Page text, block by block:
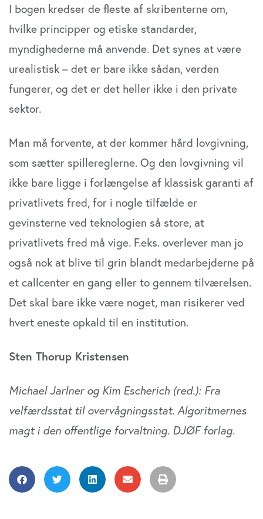
I bogen kredser de fleste af skribenterne om,
hvilke principper og etiske standarder,
myndighederne må anvende. Det synes at være
urealistisk – det er bare ikke sådan, verden
fungerer, og det er det heller ikke i den private
sektor.
Man må forvente, at der kommer hård lovgivning,
som sætter spillereglerne. Og den lovgivning vil
ikke bare ligge i forlængelse af klassisk garanti af
privatlivets fred, for i nogle tilfælde er
gevinsterne ved teknologien så store, at
privatlivets fred må vige. F.eks. overlever man jo
også nok at blive til grin blandt medarbejderne på
et callcenter en gang eller to gennem tilværelsen.
Det skal bare ikke være noget, man risikerer ved
hvert eneste opkald til en institution.
Sten Thorup Kristensen
Michael Jarlner og Kim Escherich (red.): Fra
velfærdsstat til overvågningsstat. Algoritmernes
magt i den offentlige forvaltning. DJØF forlag.